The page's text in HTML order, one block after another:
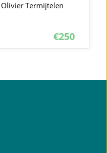
Olivier Termijtelen
€250